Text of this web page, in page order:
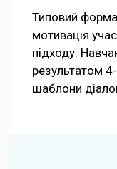
Типовий
мотивація
підходу.
результатом
шаблони